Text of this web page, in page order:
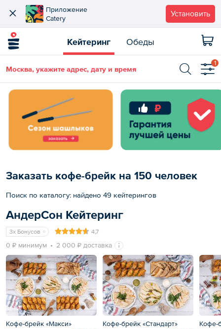
Приложение
Catery
Установить
Кейтеринг Обеды
Москва, укажите адрес, дату и время
1
Заказать кофе-брейк на 150 человек
Поиск по каталогу: найдено 49 кейтерингов
АндерСон Кейтеринг
3x Бонусов 4,7
0 ₽ минимум 2 000 ₽ доставка
Кофе-брейк «Макси»
Кофе-брейк «Стандарт»
Кофе-